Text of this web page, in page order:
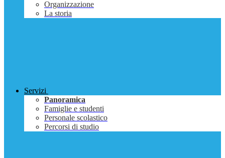
Organizzazione
La storia
Servizi
Panoramica
Famiglie e studenti
Personale scolastico
Percorsi di studio